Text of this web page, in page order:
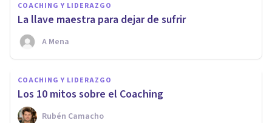
COACHING Y LIDERAZGO
La llave maestra para dejar de sufrir
A Mena
COACHING Y LIDERAZGO
Los 10 mitos sobre el Coaching
Rubén Camacho